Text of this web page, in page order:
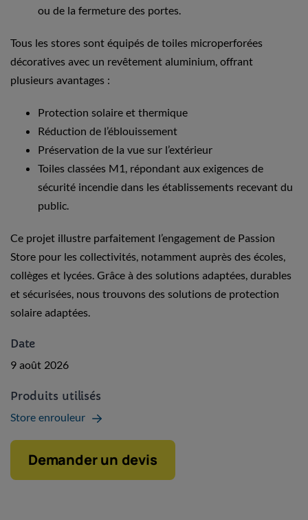
ou de la fermeture des portes.
Tous les stores sont équipés de toiles microperforées
décoratives avec un revêtement aluminium, offrant
plusieurs avantages :
Protection solaire et thermique
Réduction de l’éblouissement
Préservation de la vue sur l’extérieur
Toiles classées M1, répondant aux exigences de
sécurité incendie dans les établissements recevant du
public.
Ce projet illustre parfaitement l’engagement de Passion
Store pour les collectivités, notamment auprès des écoles,
collèges et lycées. Grâce à des solutions adaptées, durables
et sécurisées, nous trouvons des solutions de protection
solaire adaptées.
Date
9 août 2026
Produits utilisés
Store enrouleur
Demander un devis